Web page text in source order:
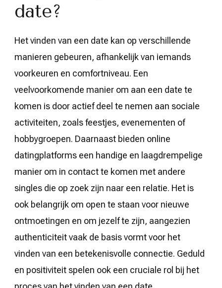
date?
Het vinden van een date kan op verschillende
manieren gebeuren, afhankelijk van iemands
voorkeuren en comfortniveau. Een
veelvoorkomende manier om aan een date te
komen is door actief deel te nemen aan sociale
activiteiten, zoals feestjes, evenementen of
hobbygroepen. Daarnaast bieden online
datingplatforms een handige en laagdrempelige
manier om in contact te komen met andere
singles die op zoek zijn naar een relatie. Het is
ook belangrijk om open te staan voor nieuwe
ontmoetingen en om jezelf te zijn, aangezien
authenticiteit vaak de basis vormt voor het
vinden van een betekenisvolle connectie. Geduld
en positiviteit spelen ook een cruciale rol bij het